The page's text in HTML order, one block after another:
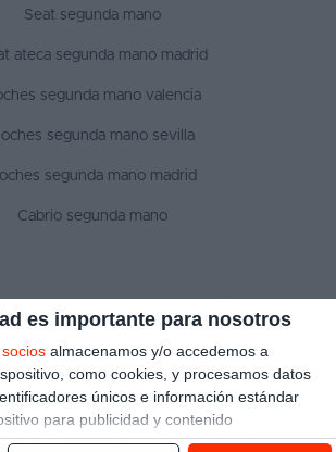
es importante para nosotros
socios almacenamos y/o accedemos a
como cookies, y procesamos datos
únicos e información estándar
para publicidad y contenido
de publicidad y contenido, investigación
Seat segunda mano
ateca segunda mano madrid
segunda mano valencia
segunda mano sevilla
segunda mano madrid
Cabrio segunda mano
SÍGUENOS
coche me compro?. Todos los derechos reservados